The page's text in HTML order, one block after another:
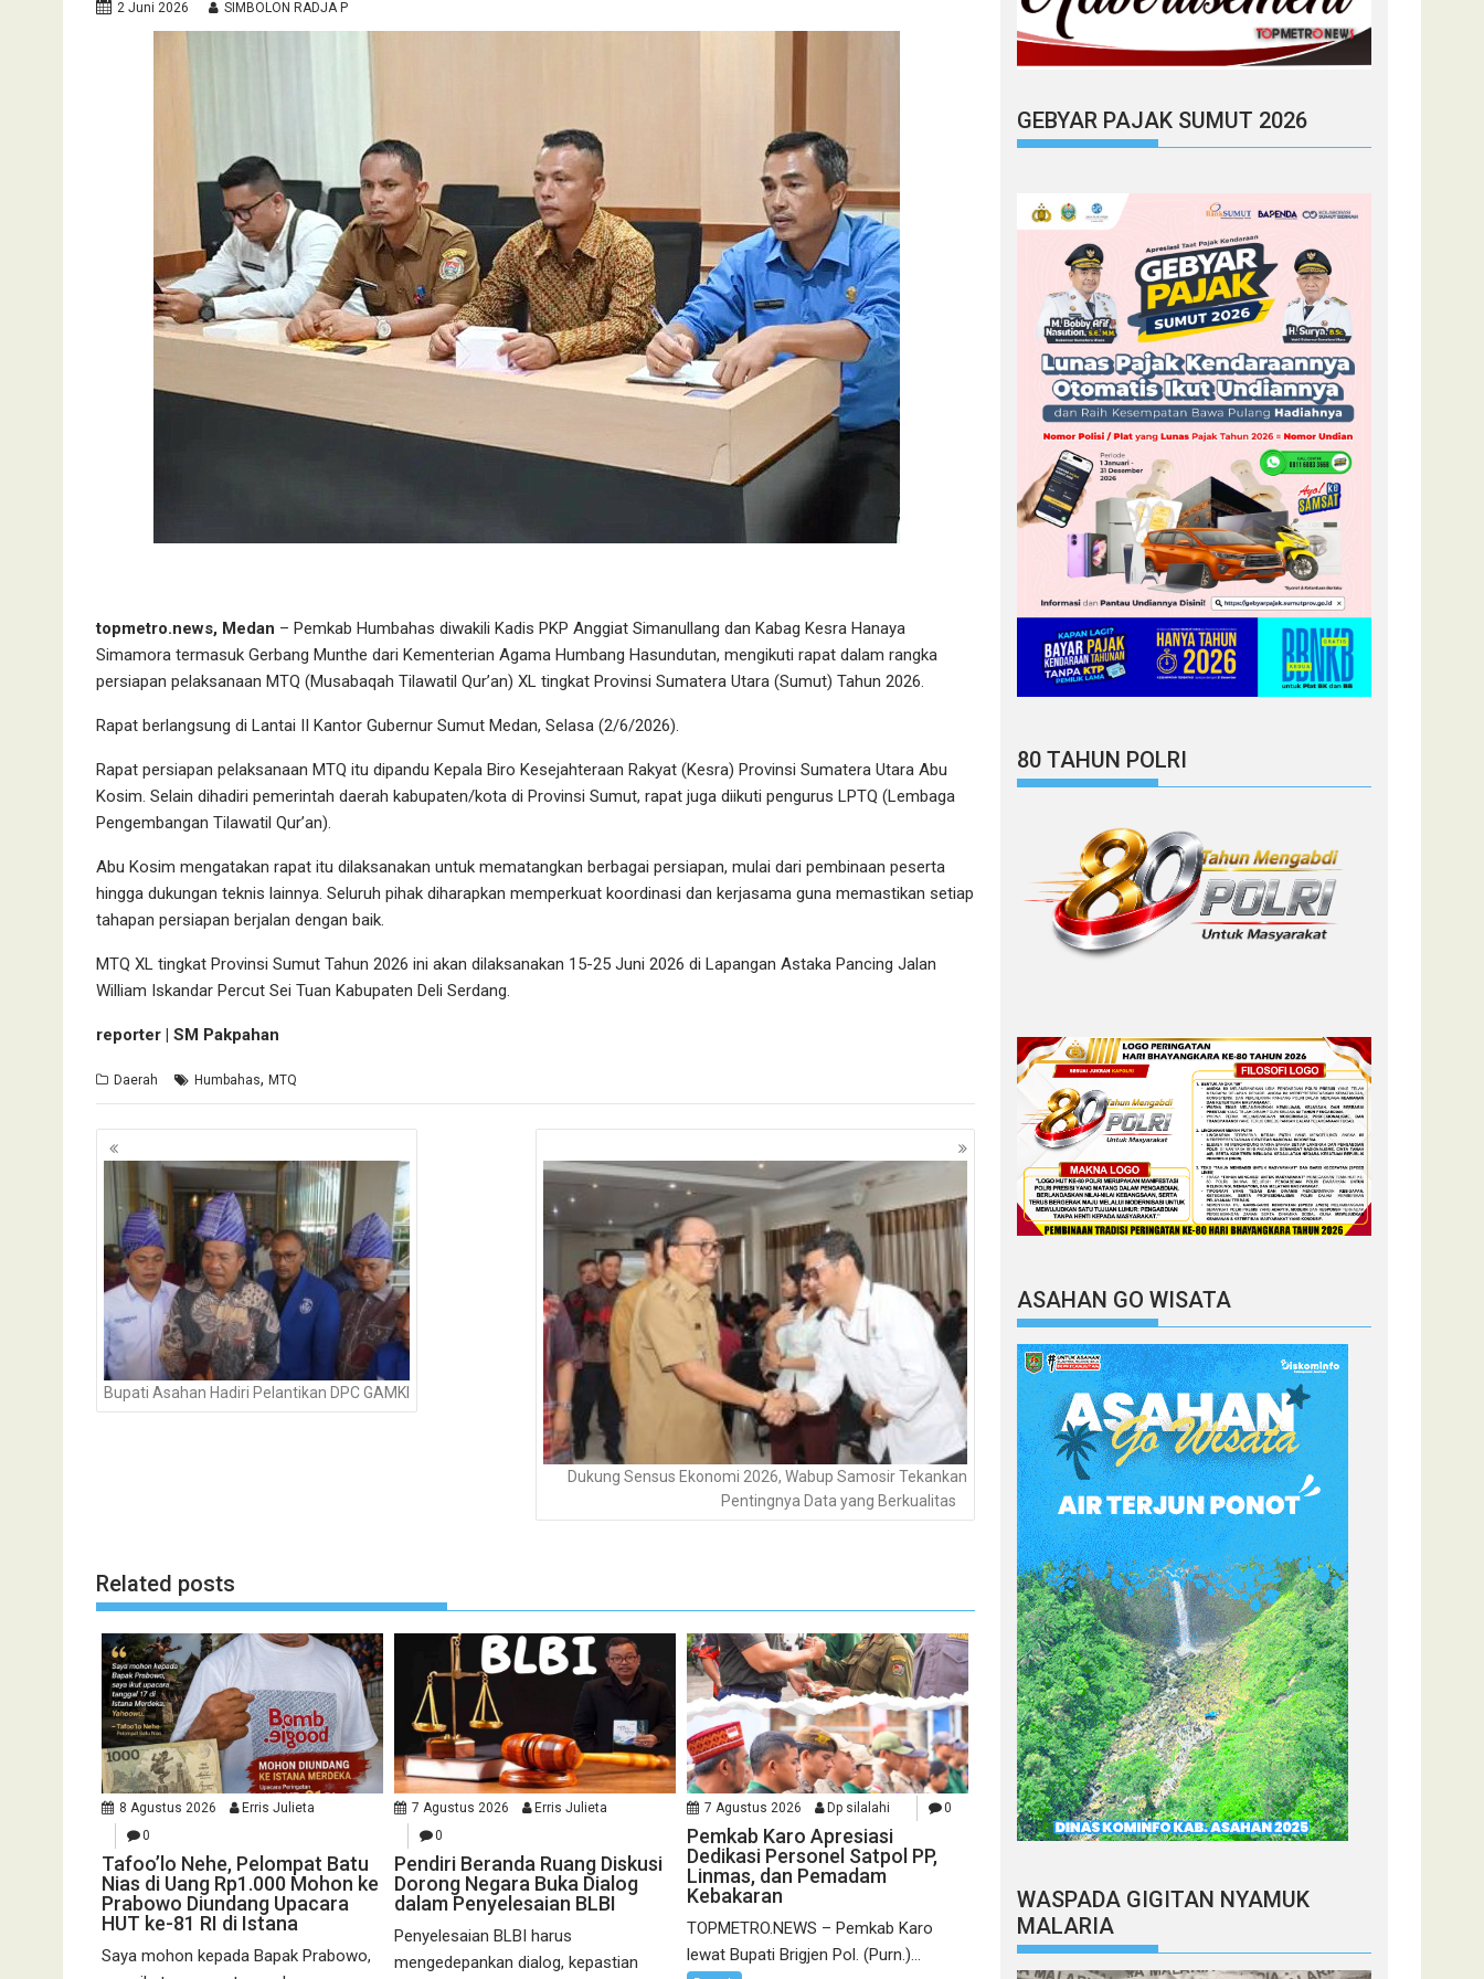
2 Juni 2026 SIMBOLON RADJA P
topmetro.news, Medan – Pemkab Humbahas diwakili Kadis PKP Anggiat Simanullang dan Kabag Kesra Hanaya
Simamora termasuk Gerbang Munthe dari Kementerian Agama Humbang Hasundutan, mengikuti rapat dalam rangka
persiapan pelaksanaan MTQ (Musabaqah Tilawatil Qur’an) XL tingkat Provinsi Sumatera Utara (Sumut) Tahun 2026.
Rapat berlangsung di Lantai II Kantor Gubernur Sumut Medan, Selasa (2/6/2026).
Rapat persiapan pelaksanaan MTQ itu dipandu Kepala Biro Kesejahteraan Rakyat (Kesra) Provinsi Sumatera Utara Abu
Kosim. Selain dihadiri pemerintah daerah kabupaten/kota di Provinsi Sumut, rapat juga diikuti pengurus LPTQ (Lembaga
Pengembangan Tilawatil Qur’an).
Abu Kosim mengatakan rapat itu dilaksanakan untuk mematangkan berbagai persiapan, mulai dari pembinaan peserta
hingga dukungan teknis lainnya. Seluruh pihak diharapkan memperkuat koordinasi dan kerjasama guna memastikan setiap
tahapan persiapan berjalan dengan baik.
MTQ XL tingkat Provinsi Sumut Tahun 2026 ini akan dilaksanakan 15-25 Juni 2026 di Lapangan Astaka Pancing Jalan
William Iskandar Percut Sei Tuan Kabupaten Deli Serdang.
reporter | SM Pakpahan
Daerah Humbahas, MTQ
Navigasi
pos
Bupati Asahan Hadiri Pelantikan DPC GAMKI
Dukung Sensus Ekonomi 2026, Wabup Samosir Tekankan
Pentingnya Data yang Berkualitas
Related posts
8 Agustus 2026
Erris Julieta
0
Tafoo’lo Nehe, Pelompat Batu
Nias di Uang Rp1.000 Mohon ke
Prabowo Diundang Upacara
HUT ke-81 RI di Istana
Saya mohon kepada Bapak Prabowo,
7 Agustus 2026
Erris Julieta
0
Pendiri Beranda Ruang Diskusi
Dorong Negara Buka Dialog
dalam Penyelesaian BLBI
Penyelesaian BLBI harus
mengedepankan dialog, kepastian
7 Agustus 2026 Dp silalahi 0
Pemkab Karo Apresiasi
Dedikasi Personel Satpol PP,
Linmas, dan Pemadam
Kebakaran
TOPMETRO.NEWS – Pemkab Karo
lewat Bupati Brigjen Pol. (Purn.)...
GEBYAR PAJAK SUMUT 2026
80 TAHUN POLRI
ASAHAN GO WISATA
WASPADA GIGITAN NYAMUK
MALARIA